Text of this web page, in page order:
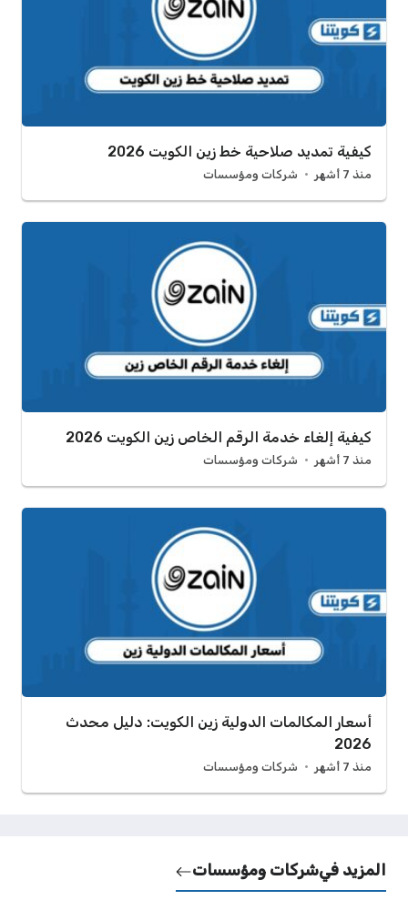
كيفية تمديد صلاحية خط زين الكويت 2026
منذ 7 أشهر شركات ومؤسسات
كيفية إلغاء خدمة الرقم الخاص زين الكويت 2026
منذ 7 أشهر شركات ومؤسسات
أسعار المكالمات الدولية زين الكويت: دليل محدث
2026
منذ 7 أشهر شركات ومؤسسات
المزيد فيشركات ومؤسسات